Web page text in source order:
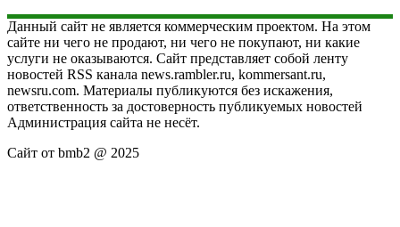
Данный сайт не является коммерческим проектом. На этом
сайте ни чего не продают, ни чего не покупают, ни какие
услуги не оказываются. Сайт представляет собой ленту
новостей RSS канала news.rambler.ru, kommersant.ru,
newsru.com. Материалы публикуются без искажения,
ответственность за достоверность публикуемых новостей
Администрация сайта не несёт.
Сайт от bmb2 @ 2025